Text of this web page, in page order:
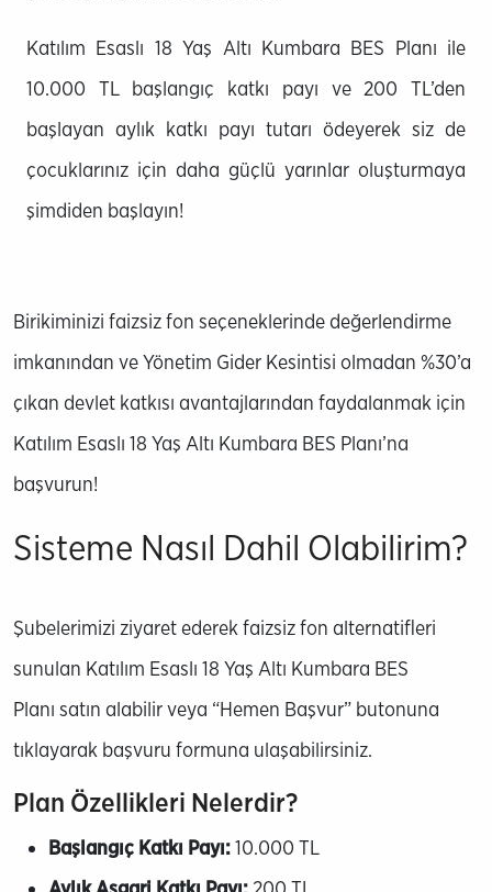
Katılım Esaslı 18 Yaş Altı Kumbara BES Planı ile
10.000 TL başlangıç katkı payı ve 200 TL’den
başlayan aylık katkı payı tutarı ödeyerek siz de
çocuklarınız için daha güçlü yarınlar oluşturmaya
şimdiden başlayın!
Birikiminizi faizsiz fon seçeneklerinde değerlendirme
imkanından ve Yönetim Gider Kesintisi olmadan %30’a
çıkan devlet katkısı avantajlarından faydalanmak için
Katılım Esaslı 18 Yaş Altı Kumbara BES Planı’na
başvurun!
Sisteme Nasıl Dahil Olabilirim?
Şubelerimizi ziyaret ederek faizsiz fon alternatifleri
sunulan Katılım Esaslı 18 Yaş Altı Kumbara BES
Planı satın alabilir veya “Hemen Başvur” butonuna
tıklayarak başvuru formuna ulaşabilirsiniz.
Plan Özellikleri Nelerdir?
Başlangıç Katkı Payı:10.000 TL